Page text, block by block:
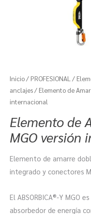
Inicio/ PROFESIONAL /
anclajes/ Elemento de
internacional
Elemento de
MGO versión
Elemento de amarre
integrado y conectores
El ABSORBICA®-Y MGO
absorbedor de energía